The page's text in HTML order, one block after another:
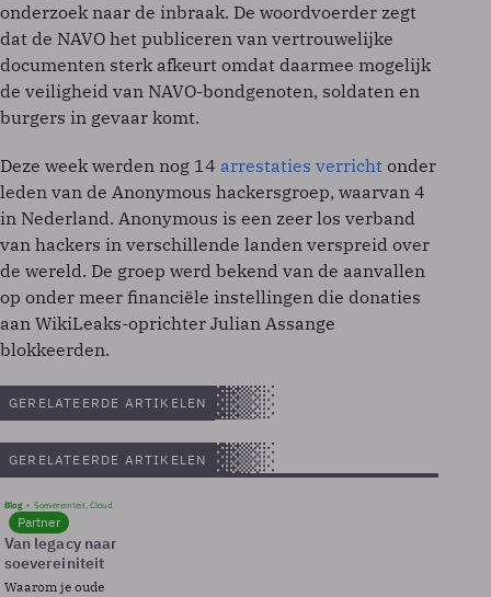
onderzoek naar de inbraak. De woordvoerder zegt
dat de NAVO het publiceren van vertrouwelijke
documenten sterk afkeurt omdat daarmee mogelijk
de veiligheid van NAVO-bondgenoten, soldaten en
burgers in gevaar komt.
Deze week werden nog 14 arrestaties verricht onder
leden van de Anonymous hackersgroep, waarvan 4
in Nederland. Anonymous is een zeer los verband
van hackers in verschillende landen verspreid over
de wereld. De groep werd bekend van de aanvallen
op onder meer financiële instellingen die donaties
aan WikiLeaks-oprichter Julian Assange
blokkeerden.
GERELATEERDE ARTIKELEN
GERELATEERDE ARTIKELEN
Blog Soevereinteit, Cloud
Partner
Van legacy naar
soevereiniteit
Waarom je oude